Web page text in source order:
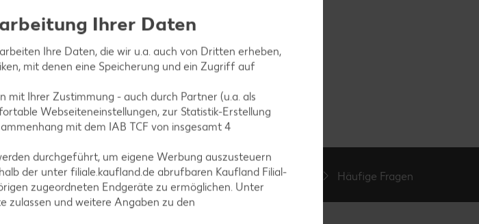
zwischen 8:00 und 19:00 Uhr zur Verfügung.
Kontakt Häufige Fragen
Ihrer Daten
Ihre Daten, die wir u.a. auch von Dritten erheben,
mit denen eine Speicherung und ein Zugriff auf
mit Ihrer Zustimmung - auch durch Partner (u.a. als
Webseiteneinstellungen, zur Statistik-Erstellung
mit dem IAB TCF von insgesamt4
durchgeführt, um eigene Werbung auszusteuern
der unter filiale.kaufland.de abrufbaren Kaufland Filial-
zugeordneten Endgeräte zu ermöglichen. Unter
zulassen und weitere Angaben zu den